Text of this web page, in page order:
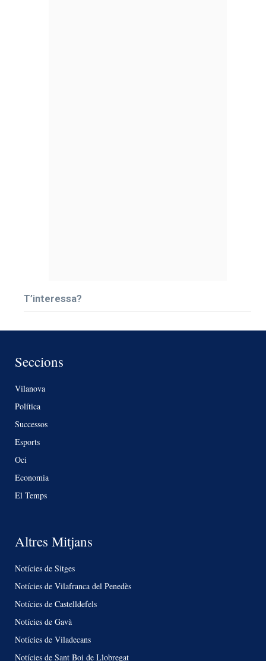
T’interessa?
Seccions
Vilanova
Política
Successos
Esports
Oci
Economia
El Temps
Altres Mitjans
Notícies de Sitges
Notícies de Vilafranca del Penedès
Notícies de Castelldefels
Notícies de Gavà
Notícies de Viladecans
Notícies de Sant Boi de Llobregat